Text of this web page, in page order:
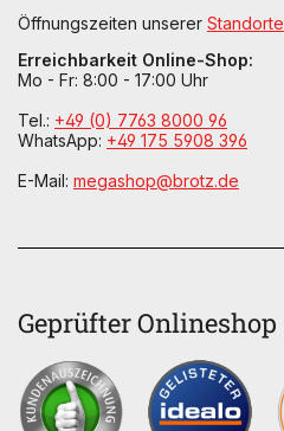
Öffnungszeiten unserer Standorte
Erreichbarkeit Online-Shop:
Mo - Fr: 8:00 - 17:00 Uhr
Tel.: +49 (0) 7763 8000 96
WhatsApp: +49 175 5908 396
E-Mail: megashop@brotz.de
Geprüfter Onlineshop